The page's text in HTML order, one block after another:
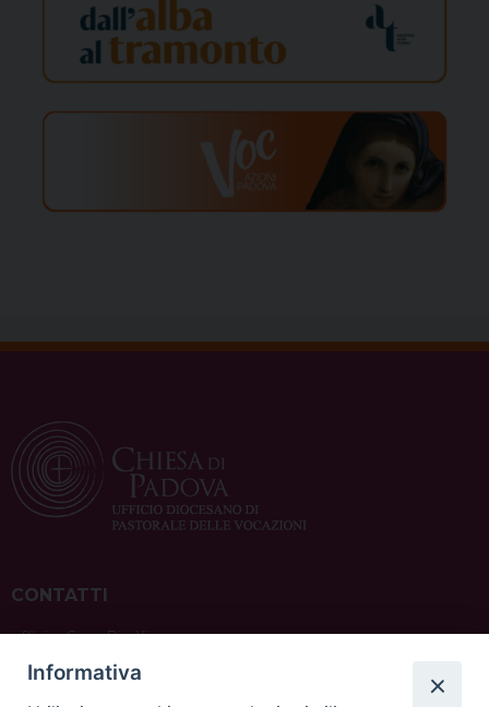
CONTATTI
ufficio: Casa Pio X
via Bonporti, 20 – 35141 Padova
tel: +39 351 619 2354
Informativa